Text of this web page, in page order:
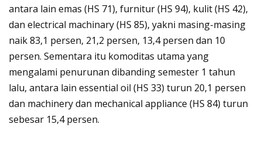
antara lain emas (HS 71), furnitur (HS 94), kulit (HS 42),
dan electrical machinary (HS 85), yakni masing-masing
naik 83,1 persen, 21,2 persen, 13,4 persen dan 10
persen. Sementara itu komoditas utama yang
mengalami penurunan dibanding semester 1 tahun
lalu, antara lain essential oil (HS 33) turun 20,1 persen
dan machinery dan mechanical appliance (HS 84) turun
sebesar 15,4 persen.